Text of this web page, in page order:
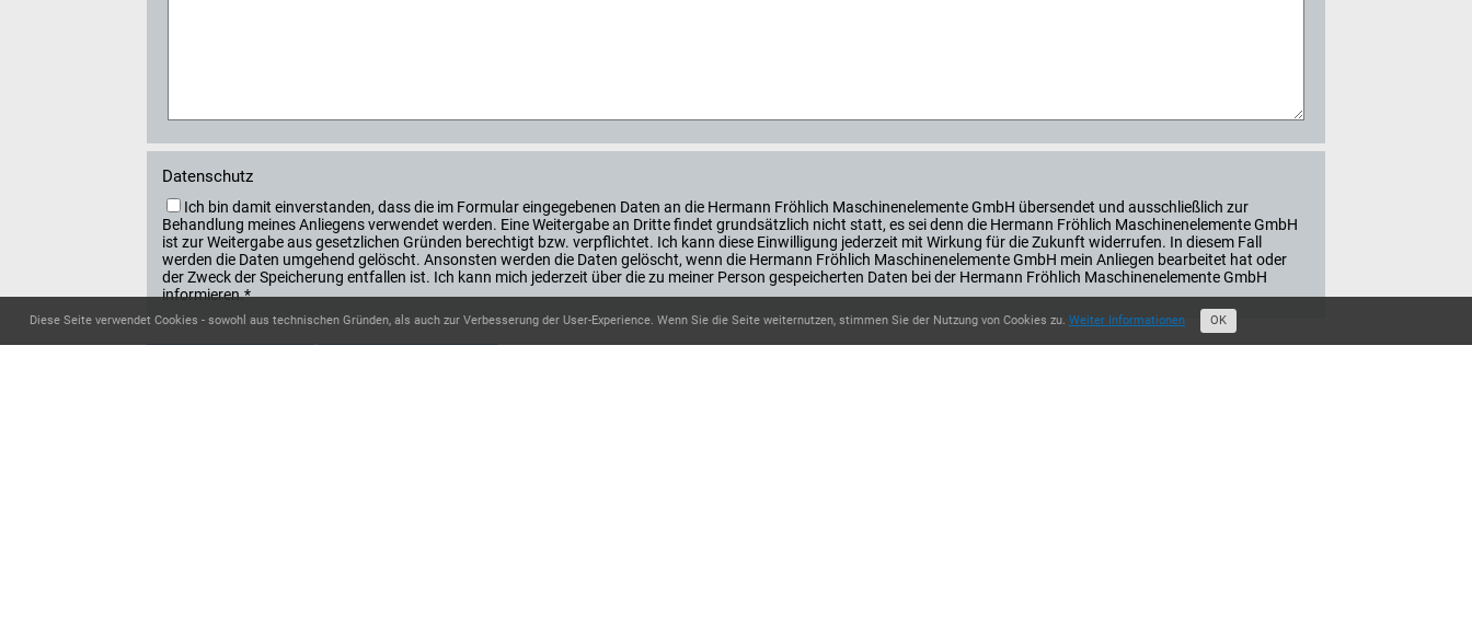
Datenschutz
Ich bin damit einverstanden, dass die im Formular eingegebenen Daten an die Hermann Fröhlich Maschinenelemente GmbH übersendet und ausschließlich zur
Behandlung meines Anliegens verwendet werden. Eine Weitergabe an Dritte findet grundsätzlich nicht statt, es sei denn die Hermann Fröhlich Maschinenelemente GmbH
ist zur Weitergabe aus gesetzlichen Gründen berechtigt bzw. verpflichtet. Ich kann diese Einwilligung jederzeit mit Wirkung für die Zukunft widerrufen. In diesem Fall
werden die Daten umgehend gelöscht. Ansonsten werden die Daten gelöscht, wenn die Hermann Fröhlich Maschinenelemente GmbH mein Anliegen bearbeitet hat oder
der Zweck der Speicherung entfallen ist. Ich kann mich jederzeit über die zu meiner Person gespeicherten Daten bei der Hermann Fröhlich Maschinenelemente GmbH
informieren.*
Diese Seite verwendet Cookies - sowohl aus technischen Gründen, als auch zur Verbesserung der User-Experience. Wenn Sie die Seite weiternutzen, stimmen Sie der Nutzung von Cookies zu. Weiter Informationen OK